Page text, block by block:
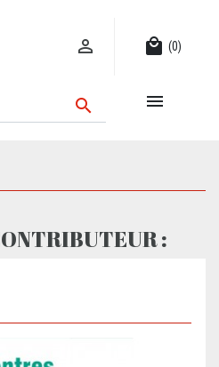
 local_mall (0)
 
: